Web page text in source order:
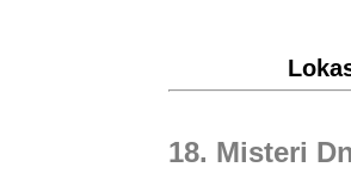
18. Misteri